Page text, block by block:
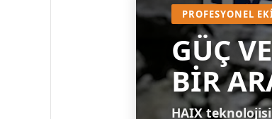
PROFESYONEL
GÜÇ
BİR
HAIX